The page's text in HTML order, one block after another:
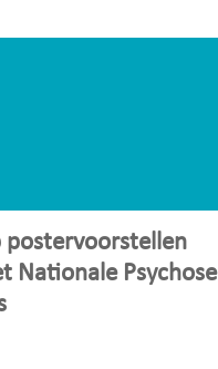
postervoorstellen
Nationale Psychose